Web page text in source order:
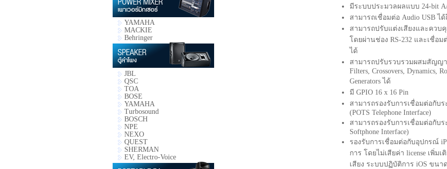
YAMAHA
MACKIE
Behringer
JBL
QSC
TOA
BOSE
YAMAHA
Turbosound
BOSCH
NPE
NEXO
QUEST
SHERMAN
EV, Electro-Voice
มีระบบประมวลผลแบบ 24-bit A
สามารถเชื่อมต่อ Audio USB ได้
สามารถปรับแต่งเสียงและควบคุ
โดยผ่านช่อง RS-232 และเชื่อม
ได้
สามารถปรับรวบรวมผสมสัญญา
Filters, Crossovers, Dynamics,
Generators ได้
มี GPIO 16 x 16 Pin
สามารถรองรับการเชื่อมต่อกับร
(POTS Telephone Interface)
สามารถรองรับการเชื่อมต่อกับร
Softphone Interface)
รองรับการเชื่อมต่อกับอุปกรณ์
การ โดยไม่เสียค่า license เพิ่ม
เสียง ระบบปฏิบัติการ iOS ขนา